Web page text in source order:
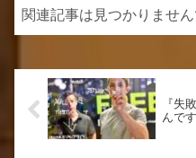
関連記事は見つかりません
『失
んで